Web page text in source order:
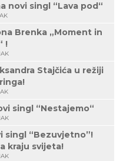
novi singl “Lava pod“
Brenka „Moment in
!
Stajčića u režiji
singl “Nestajemo“
singl “Bezuvjetno”!
kraju svijeta!